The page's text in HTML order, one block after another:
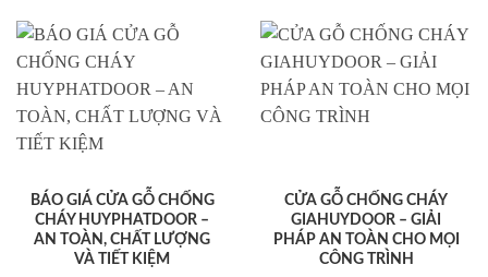
BÁO GIÁ CỬA GỖ CHỐNG
CHÁY HUYPHATDOOR –
AN TOÀN, CHẤT LƯỢNG
VÀ TIẾT KIỆM
CỬA GỖ CHỐNG CHÁY
GIAHUYDOOR – GIẢI
PHÁP AN TOÀN CHO MỌI
CÔNG TRÌNH